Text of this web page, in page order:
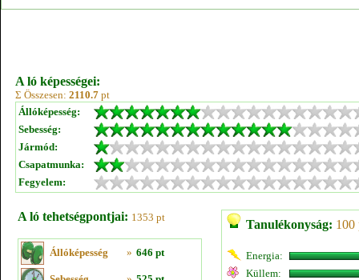
A ló képességei:
Σ Összesen: 2110.7 pt
Állóképesség:
Sebesség:
Jármód:
Csapatmunka:
Fegyelem:
A ló tehetségpontjai: 1353 pt
Állóképesség » 646 pt
Tanulékonyság: 100
Energia:
Küllem: